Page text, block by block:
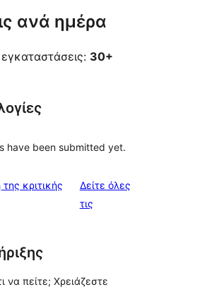
ανά ημέρα
30+
have been submitted yet.
κριτικής
Δείτε όλες
τιςκριτικές
να πείτε; Χρειάζεστε